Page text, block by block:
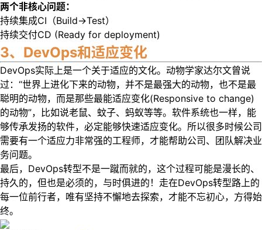
两个非核心问题：
持续集成CI（Build->Test）
持续交付CD (Ready for deployment)
3、DevOps和适应变化
DevOps实际上是一个关于适应的文化。动物学家达尔文曾说
过：“世界上进化下来的动物，并不是最强大的动物，也不是最
聪明的动物，而是那些最能适应变化(Responsive to change)
的动物”，比如说老鼠、蚊子、蚂蚁等等。软件系统也一样，能
够传承发扬的软件，必定能够快速适应变化。所以很多时候公司
需要有一个适应力非常强的工程师，才能帮助公司、团队解决业
务问题。
最后，DevOps转型不是一蹴而就的，这个过程可能是漫长的、
持久的，但也是必须的，与时俱进的！走在DevOps转型路上的
每一位前行者，唯有坚持不懈地去探索，才能不忘初心，方得始
终。